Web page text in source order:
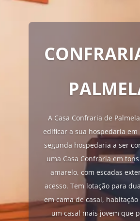
A Casa Confraria de
edificar a sua hospedaria em
segunda hospedaria a ser
uma Casa Confraria em
amarelo, com escadas
acesso. Tem lotação para
em cama de casal,
um casal mais jovem que